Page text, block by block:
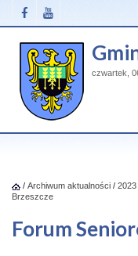
czwartek,
/ Archiwum aktualności / 2023
Brzeszcze
Forum